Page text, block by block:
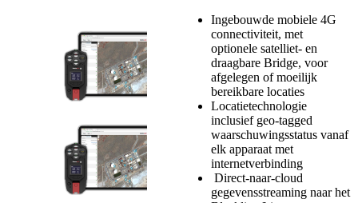
Ingebouwde mobiele 4G
connectiviteit, met
optionele satelliet- en
draagbare Bridge, voor
afgelegen of moeilijk
bereikbare locaties
Locatietechnologie
inclusief geo-tagged
waarschuwingsstatus vanaf
elk apparaat met
internetverbinding
Direct-naar-cloud
gegevensstreaming naar het